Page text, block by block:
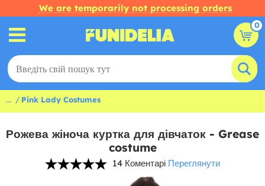
We are temporarily not processing orders
0
... Pink Lady Costumes
Рожева жіноча куртка для дівчаток - Grease
costume
14 Коментарі Переглянути